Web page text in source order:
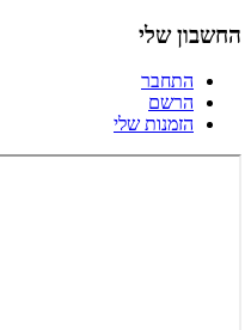
החשבון שלי
התחבר
הרשם
הזמנות שלי